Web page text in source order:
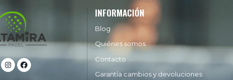
INFORMACIÓN
Blog
Quiénes somos
Contacto
Garantía cambios y devoluciones